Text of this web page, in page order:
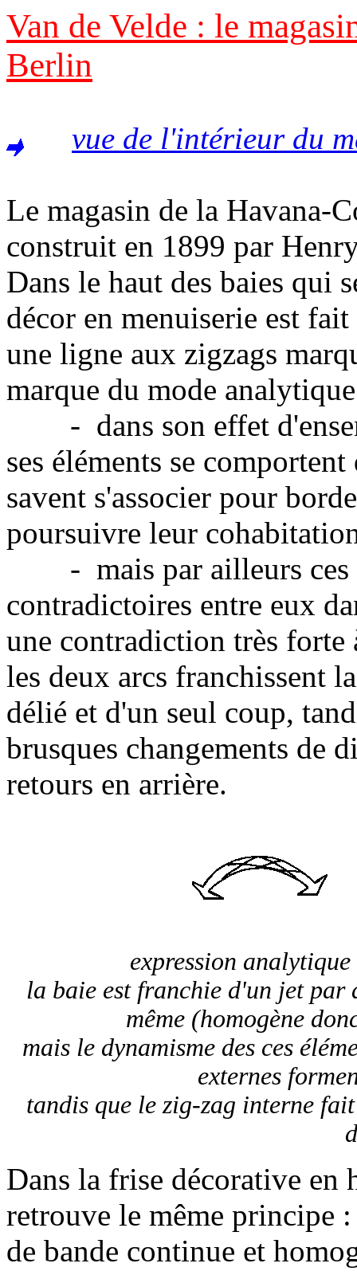
Van de Velde : le
Berlin
vue de l'intérieur du
Le magasin de la Havana-
construit en 1899 par
Dans le haut des baies qui
décor en menuiserie est
une ligne aux zigzags
marque du mode
- dans son effet
ses éléments se
savent s'associer pour
poursuivre leur
- mais par ailleurs ces
contradictoires entre eux
une contradiction très
les deux arcs franchissent
délié et d'un seul coup,
brusques changements de
retours en arrière.
expression
la baie est franchie d'un jet par
même (homogène
mais le dynamisme des ces
externes
tandis que le zig-zag interne fait
Dans la frise décorative en
retrouve le même principe
de bande continue et